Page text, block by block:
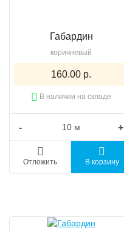
Габардин
коричневый
160.00 р.
В наличии на складе
- +
Отложить В корзину